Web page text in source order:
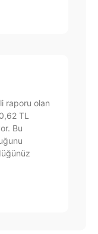
raporu olan
TL
Bu